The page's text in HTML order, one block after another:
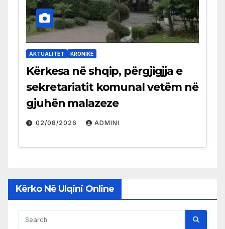
AKTUALITET KRONIKË
Kërkesa në shqip, përgjigjja e
sekretariatit komunal vetëm në
gjuhën malazeze
02/08/2026 ADMINI
Kërko Në Ulqini Online